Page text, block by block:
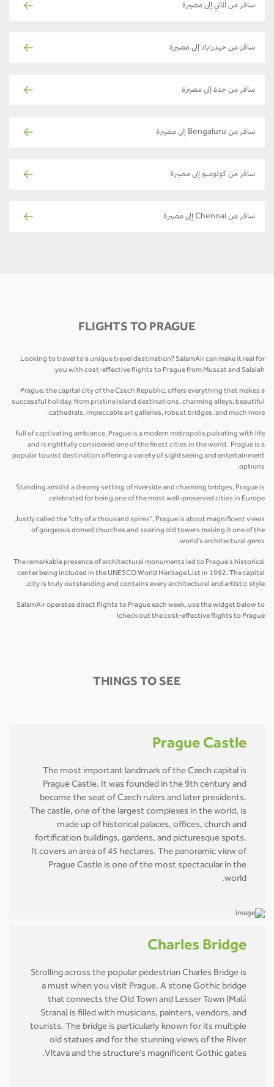
سافر من ألماتي إلى مصيرة
سافر من حيدراباد إلى مصيرة
سافر من جدة إلى مصيرة
سافر من Bengaluru إلى مصيرة
سافر من كولومبو إلى مصيرة
سافر من Chennai إلى مصيرة
FLIGHTS TO PRAGUE
Looking to travel to a unique travel destination? SalamAir can make it real for
you with cost-effective flights to Prague from Muscat and Salalah.
Prague, the capital city of the Czech Republic, offers everything that makes a
successful holiday, from pristine island destinations, charming alleys, beautiful
cathedrals, impeccable art galleries, robust bridges, and much more.
Full of captivating ambiance, Prague is a modern metropolis pulsating with life
and is rightfully considered one of the finest cities in the world. Prague is a
popular tourist destination offering a variety of sightseeing and entertainment
options.
Standing amidst a dreamy setting of riverside and charming bridges, Prague is
celebrated for being one of the most well-preserved cities in Europe.
Justly called the “city of a thousand spires", Prague is about magnificent views
of gorgeous domed churches and soaring old towers making it one of the
world's architectural gems.
The remarkable presence of architectural monuments led to Prague’s historical
center being included in the UNESCO World Heritage List in 1992. The capital
city is truly outstanding and contains every architectural and artistic style.
SalamAir operates direct flights to Prague each week, use the widget below to
check out the cost-effective flights to Prague!
THINGS TO SEE
Prague Castle
The most important landmark of the Czech capital is
Prague Castle. It was founded in the 9th century and
became the seat of Czech rulers and later presidents.
The castle, one of the largest complexes in the world, is
made up of historical palaces, offices, church and
fortification buildings, gardens, and picturesque spots.
It covers an area of 45 hectares. The panoramic view of
Prague Castle is one of the most spectacular in the
world.
Charles Bridge
Strolling across the popular pedestrian Charles Bridge is
a must when you visit Prague. A stone Gothic bridge
that connects the Old Town and Lesser Town (Malá
Strana) is filled with musicians, painters, vendors, and
tourists. The bridge is particularly known for its multiple
old statues and for the stunning views of the River
Vltava and the structure's magnificent Gothic gates.